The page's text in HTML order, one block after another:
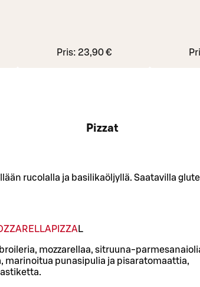
Pris: 23,90 €
Pizzat
rucolalla ja basilikaöljyllä. Saatavilla
L
mozzarellaa, sitruuna-
marinoitua punasipulia ja pisaratomaattia,